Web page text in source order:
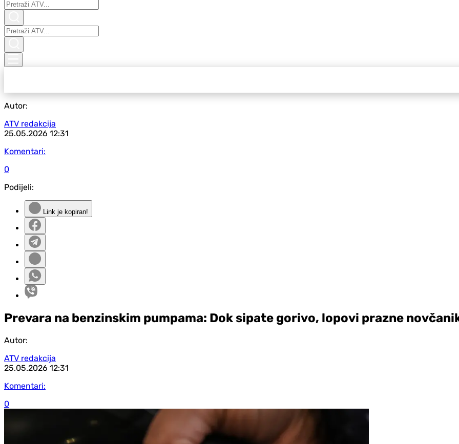
Autor:
ATV redakcija
25.05.2026 12:31
Komentari:
0
Podijeli:
Link je kopiran!
Prevara na benzinskim pumpama: Dok sipate gorivo, lopovi prazne
Autor:
ATV redakcija
25.05.2026 12:31
Komentari:
0